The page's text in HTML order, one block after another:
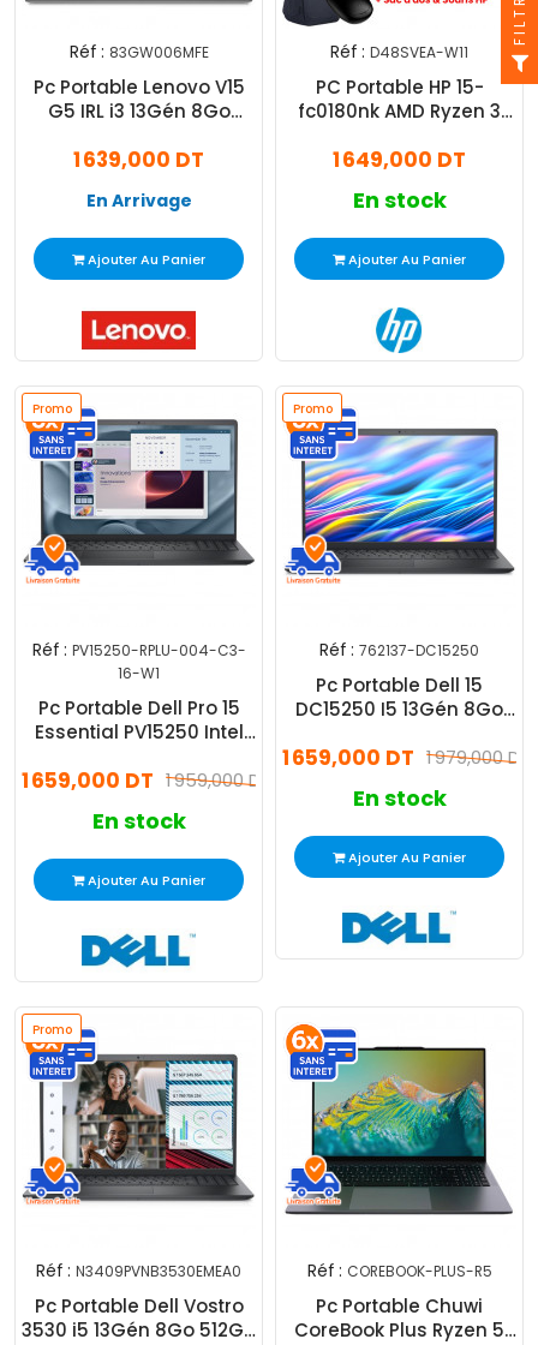
Réf : 83GW006MFE
Pc Portable Lenovo V15
G5 IRL i3 13Gén 8Go
1 639,000 DT
En Arrivage
Ajouter Au Panier
Réf : D48SVEA-W11
PC Portable HP 15-
fc0180nk AMD Ryzen 3
11 Pro
1 649,000 DT
En stock
Ajouter Au Panier
Promo
Réf : PV15250-RPLU-004-C3-
16-W1
Pc Portable Dell Pro 15
Essential PV15250 Intel
Windows 11 Pro1 959,000 DT
1 659,000 DT
En stock
Ajouter Au Panier
Promo
Réf : 762137-DC15250
Pc Portable Dell 15
DC15250 I5 13Gén 8Go
1 979,000 DT
1 659,000 DT
En stock
Ajouter Au Panier
Promo
Réf : N3409PVNB3530EMEA0
Pc Portable Dell Vostro
3530 i5 13Gén 8Go 512Go
Réf : COREBOOK-PLUS-R5
Pc Portable Chuwi
CoreBook Plus Ryzen 5
FILTRE